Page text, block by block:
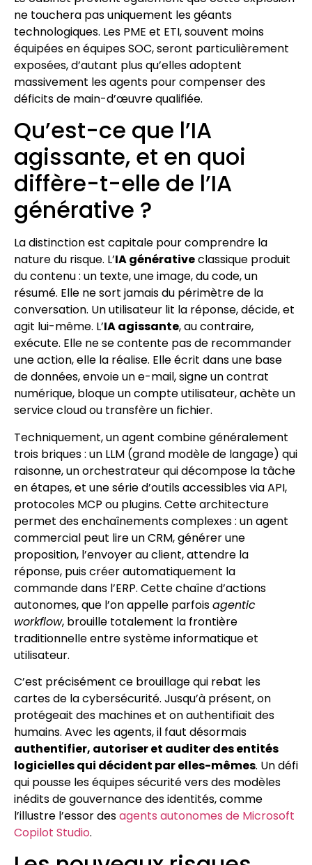
ne touchera pas uniquement les géants
technologiques. Les PME et ETI, souvent moins
équipées en équipes SOC, seront particulièrement
exposées, d’autant plus qu’elles adoptent
massivement les agents pour compenser des
déficits de main-d’œuvre qualifiée.
Qu’est-ce que l’IA
agissante, et en quoi
diffère-t-elle de l’IA
générative ?
La distinction est capitale pour comprendre la
nature du risque. L’IA générativeclassique produit
du contenu : un texte, une image, du code, un
résumé. Elle ne sort jamais du périmètre de la
conversation. Un utilisateur lit la réponse, décide, et
agit lui-même. L’IA agissante, au contraire,
exécute. Elle ne se contente pas de recommander
une action, elle la réalise. Elle écrit dans une base
de données, envoie un e-mail, signe un contrat
numérique, bloque un compte utilisateur, achète un
service cloud ou transfère un fichier.
Techniquement, un agent combine généralement
trois briques : un LLM (grand modèle de langage) qui
raisonne, un orchestrateur qui décompose la tâche
en étapes, et une série d’outils accessibles via API,
protocoles MCP ou plugins. Cette architecture
permet des enchaînements complexes : un agent
commercial peut lire un CRM, générer une
proposition, l’envoyer au client, attendre la
réponse, puis créer automatiquement la
commande dans l’ERP. Cette chaîne d’actions
autonomes, que l’on appelle parfoisagentic
workflow, brouille totalement la frontière
traditionnelle entre système informatique et
utilisateur.
C’est précisément ce brouillage qui rebat les
cartes de la cybersécurité. Jusqu’à présent, on
protégeait des machines et on authentifiait des
humains. Avec les agents, il faut désormais
authentifier, autoriser et auditer des entités
logicielles qui décident par elles-mêmes. Un défi
qui pousse les équipes sécurité vers des modèles
inédits de gouvernance des identités, comme
l’illustre l’essor desagents autonomes de Microsoft
Copilot Studio.